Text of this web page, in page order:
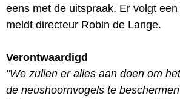
eens met de uitspraak. Er volgt
meldt directeur Robin de Lange.
Verontwaardigd
"We zullen er alles aan doen om
de neushoornvogels te